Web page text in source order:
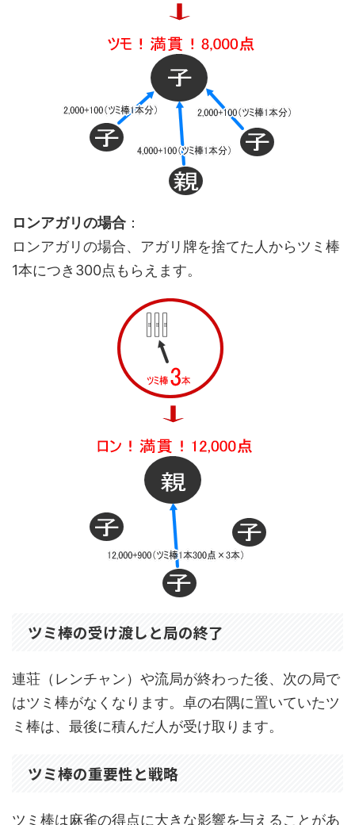
ロンアガリの場合 ：
ロンアガリの場合、アガリ牌を捨てた人からツミ棒
1本につき300点もらえます。
ツミ棒の受け渡しと局の終了
連荘（レンチャン）や流局が終わった後、次の局で
はツミ棒がなくなります。卓の右隅に置いていたツ
ミ棒は、最後に積んだ人が受け取ります。
ツミ棒の重要性と戦略
ツミ棒は麻雀の得点に大きな影響を与えることがあ